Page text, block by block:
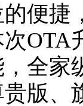
便捷
OTA
全家
版、